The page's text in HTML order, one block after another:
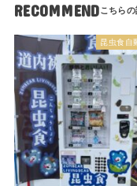
RECOMMEND
昆虫食自